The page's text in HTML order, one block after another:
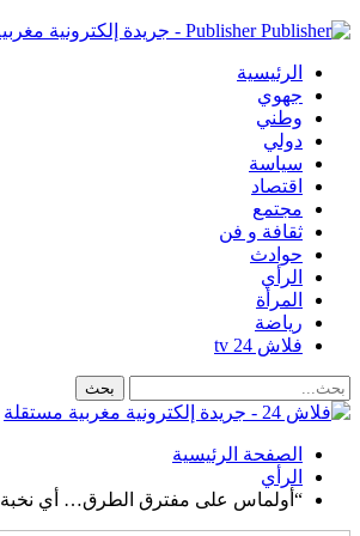
Publisher - جريدة إلكترونية مغربية مستقلة
الرئيسية
جهوي
وطني
دولي
سياسة
اقتصاد
مجتمع
ثقافة و فن
حوادث
الرأي
المرأة
رياضة
فلاش 24 tv
الصفحة الرئيسية
الرأي
“أولماس على مفترق الطرق… أي